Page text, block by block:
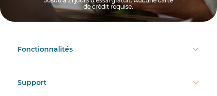
de crédit requise.
Fonctionnalités
Support